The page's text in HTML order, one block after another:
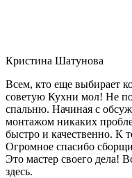
Кристина Шатунова
Всем, кто еще выбирает
советую Кухни мол! Не
спальню. Начиная с
монтажом никаких
быстро и качественно. К
Огромное спасибо
Это мастер своего дела!
здесь.